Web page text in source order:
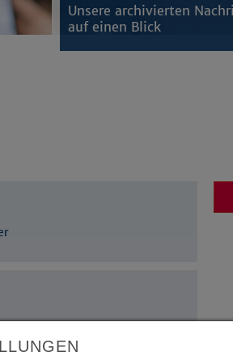
Unsere archivierten
auf einen Blick